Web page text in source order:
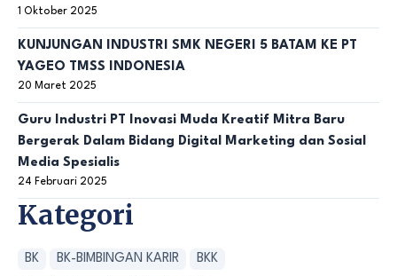
1 Oktober 2025
KUNJUNGAN INDUSTRI SMK NEGERI 5 BATAM KE PT
YAGEO TMSS INDONESIA
20 Maret 2025
Guru Industri PT Inovasi Muda Kreatif Mitra Baru
Bergerak Dalam Bidang Digital Marketing dan Sosial
Media Spesialis
24 Februari 2025
Kategori
BK BK-BIMBINGAN KARIR BKK